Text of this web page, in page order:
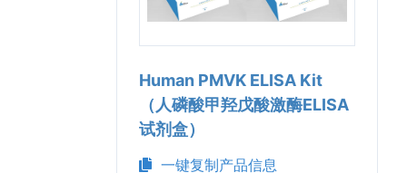
Human PMVK ELISA Kit
（人磷酸甲羟戊酸激酶ELISA
试剂盒）
一键复制产品信息